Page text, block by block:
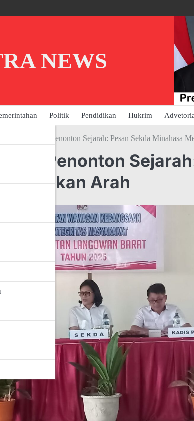
NEWS
Politik Pendidikan Hukrim
Sekadar Penonton Sejarah: Pesan Sekda Minahasa
Penonton
Arah